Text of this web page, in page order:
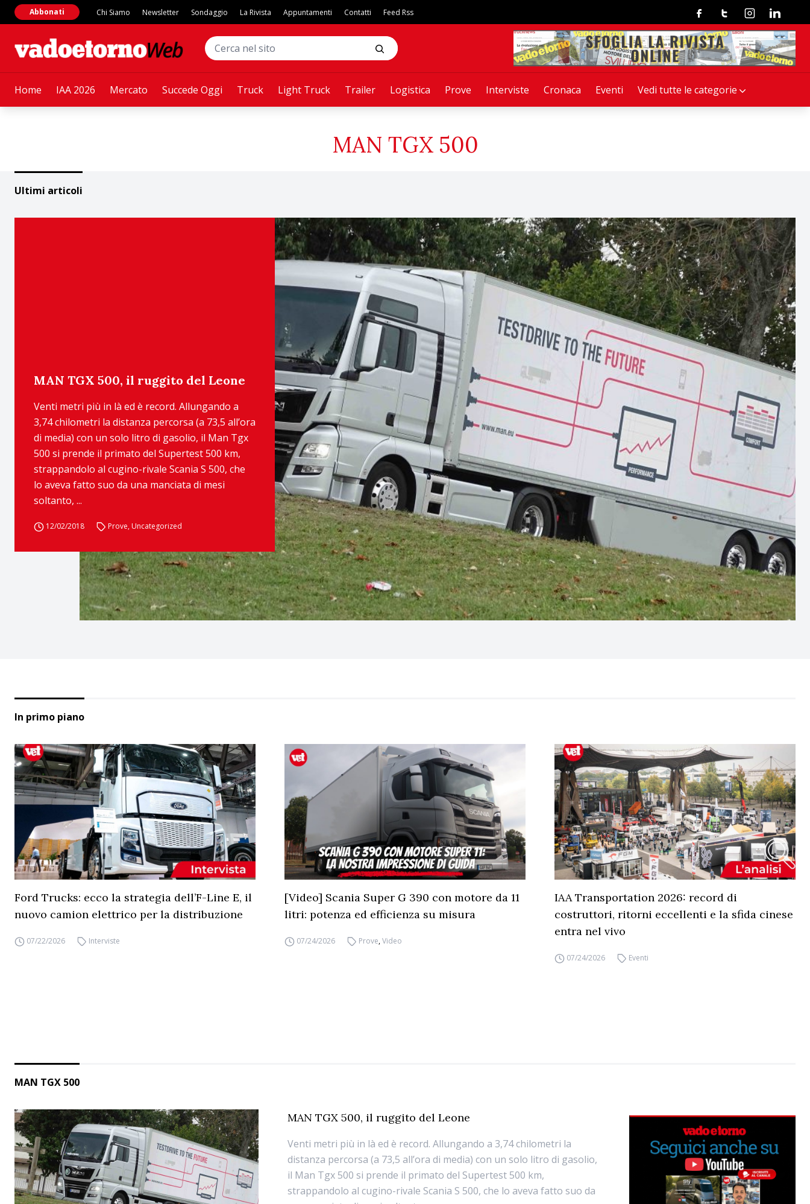
Home IAA 2026 Mercato Succede Oggi Truck Light Truck Trailer Logistica Prove Interviste Cronaca Eventi Vedi tutte le categorie
Abbonati Chi Siamo Newsletter Sondaggio La Rivista Appuntamenti Contatti Feed Rss FacebookTwitterInstagramLinkedin
MAN TGX 500
Ultimi articoli
MAN TGX 500, il ruggito del Leone
Venti metri più in là ed è record. Allungando a
3,74 chilometri la distanza percorsa (a 73,5 all’ora
di media) con un solo litro di gasolio, il Man Tgx
500 si prende il primato del Supertest 500 km,
strappandolo al cugino-rivale Scania S 500, che
lo aveva fatto suo da una manciata di mesi
soltanto, ...
12/02/2018 Prove, Uncategorized
In primo piano
Ford Trucks: ecco la strategia dell’F-Line E, il
nuovo camion elettrico per la distribuzione
07/22/2026 Interviste
[Video] Scania Super G 390 con motore da 11
litri: potenza ed efficienza su misura
07/24/2026 Prove,Video
IAA Transportation 2026: record di
costruttori, ritorni eccellenti e la sfida cinese
entra nel vivo
07/24/2026 Eventi
MAN TGX 500
MAN TGX 500, il ruggito del Leone
Venti metri più in là ed è record. Allungando a 3,74 chilometri la
distanza percorsa (a 73,5 all’ora di media) con un solo litro di gasolio,
il Man Tgx 500 si prende il primato del Supertest 500 km,
strappandolo al cugino-rivale Scania S 500, che lo aveva fatto suo da